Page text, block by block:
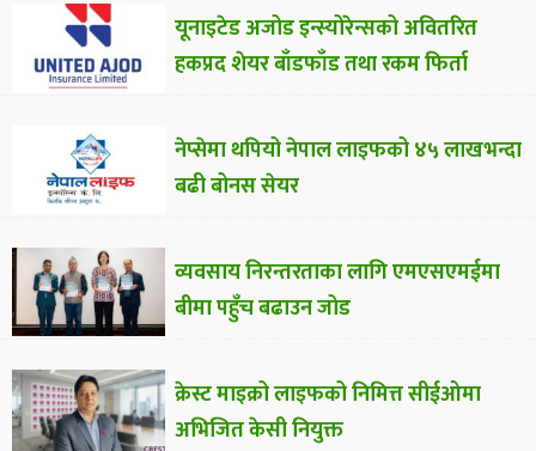
यूनाइटेड अजोड इन्स्योरेन्सको अवितरित
हकप्रद शेयर बाँडफाँड तथा रकम फिर्ता
नेप्सेमा थपियो नेपाल लाइफको ४५ लाखभन्दा
बढी बोनस सेयर
व्यवसाय निरन्तरताका लागि एमएसएमईमा
बीमा पहुँच बढाउन जोड
क्रेस्ट माइक्रो लाइफको निमित्त सीईओमा
अभिजित केसी नियुक्त